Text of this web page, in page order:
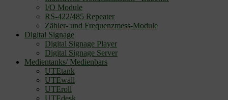
I/O Module
RS-422/485 Repeater
Zähler- und Frequenzmess-Module
Digital Signage
Digital Signage Player
Digital Signage Server
Medientanks/ Medienbars
UTEtank
UTEwall
UTEroll
UTEdesk